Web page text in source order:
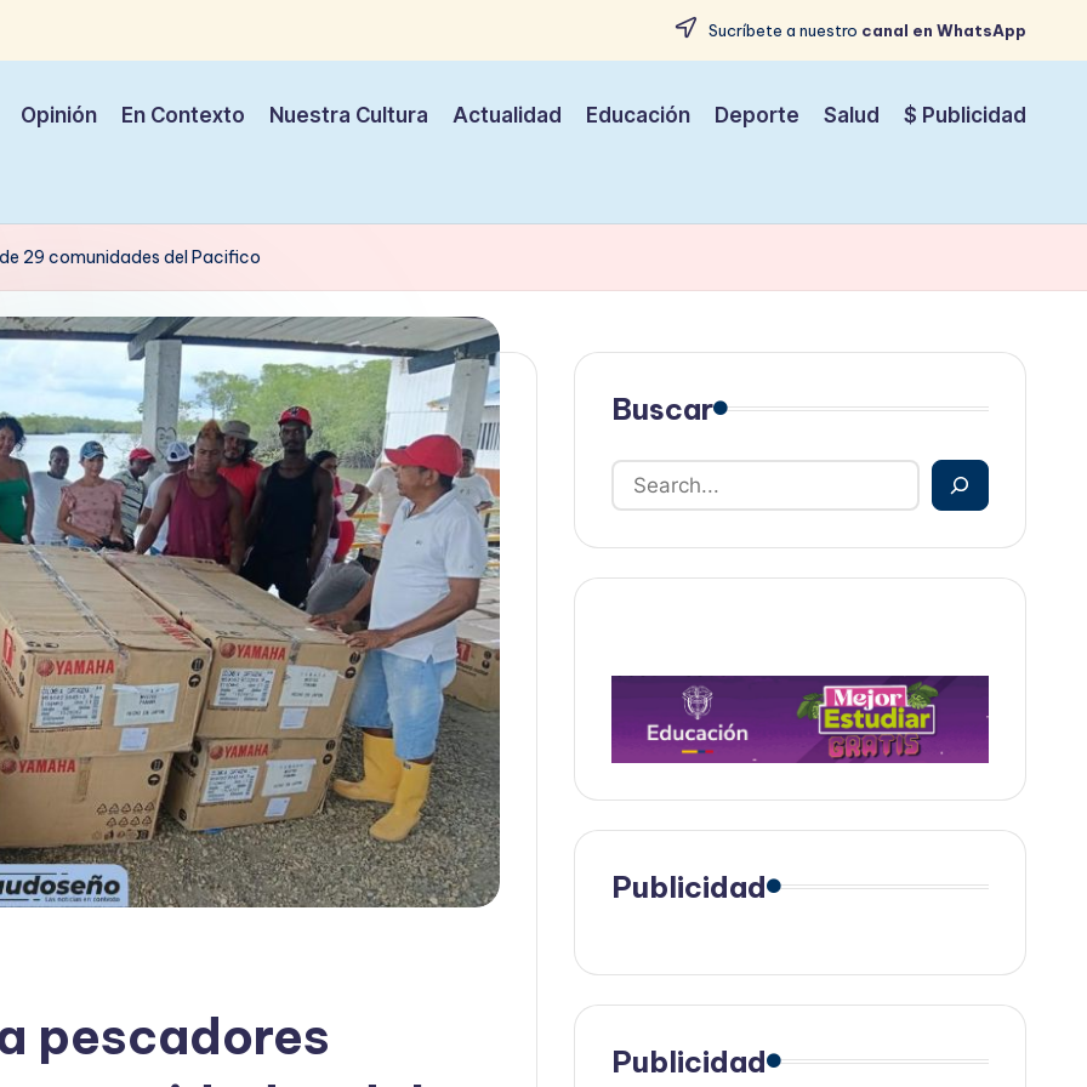
Sucríbete a nuestro canal en WhatsApp
Opinión En Contexto Nuestra Cultura Actualidad Educación Deporte Salud $ Publicidad
29 comunidades del Pacifico
pescadores
Buscar
Publicidad
Publicidad